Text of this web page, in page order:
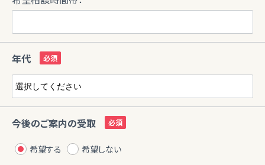
年代
今後のご案内の受取
希望する 希望しない